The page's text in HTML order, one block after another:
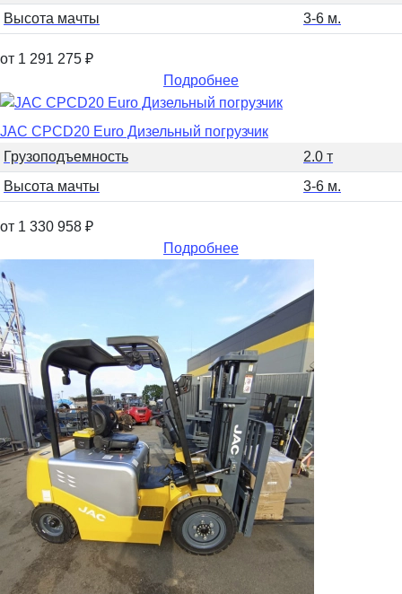
Высота мачты 3-6 м.
от 1 291 275 ₽
Подробнее
JAC CPCD20 Euro Дизельный погрузчик
Грузоподъемность
2.0 т
Высота мачты
3-6 м.
от 1 330 958 ₽
Подробнее